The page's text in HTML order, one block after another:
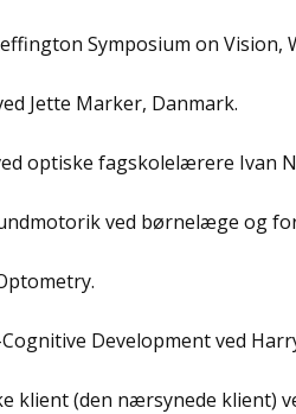
Symposium on Vision,
ved Jette Marker, Danmark.
optiske fagskolelærere Ivan
ved børnelæge og
Development ved
klient (den nærsynede klient)